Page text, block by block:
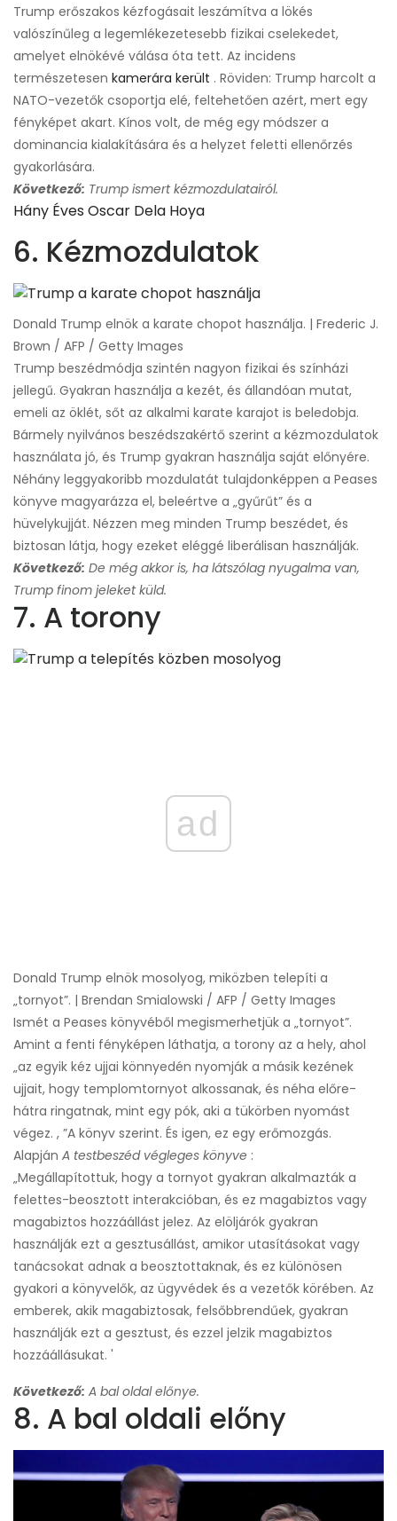
Trump erőszakos kézfogásait leszámítva a lökés
valószínűleg a legemlékezetesebb fizikai cselekedet,
amelyet elnökévé válása óta tett. Az incidens
természetesen kamerára került . Röviden: Trump harcolt a
NATO-vezetők csoportja elé, feltehetően azért, mert egy
fényképet akart. Kínos volt, de még egy módszer a
dominancia kialakítására és a helyzet feletti ellenőrzés
gyakorlására.
Következő: Trump ismert kézmozdulatairól.
Hány Éves Oscar Dela Hoya
6. Kézmozdulatok
Donald Trump elnök a karate chopot használja. | Frederic J.
Brown / AFP / Getty Images
Trump beszédmódja szintén nagyon fizikai és színházi
jellegű. Gyakran használja a kezét, és állandóan mutat,
emeli az öklét, sőt az alkalmi karate karajot is beledobja.
Bármely nyilvános beszédszakértő szerint a kézmozdulatok
használata jó, és Trump gyakran használja saját előnyére.
Néhány leggyakoribb mozdulatát tulajdonképpen a Peases
könyve magyarázza el, beleértve a „gyűrűt” és a
hüvelykujját. Nézzen meg minden Trump beszédet, és
biztosan látja, hogy ezeket eléggé liberálisan használják.
Következő: De még akkor is, ha látszólag nyugalma van,
Trump finom jeleket küld.
7. A torony
ad
Donald Trump elnök mosolyog, miközben telepíti a
„tornyot”. | Brendan Smialowski / AFP / Getty Images
Ismét a Peases könyvéből megismerhetjük a „tornyot”.
Amint a fenti fényképen láthatja, a torony az a hely, ahol
„az egyik kéz ujjai könnyedén nyomják a másik kezének
ujjait, hogy templomtornyot alkossanak, és néha előre-
hátra ringatnak, mint egy pók, aki a tükörben nyomást
végez. , ”A könyv szerint. És igen, ez egy erőmozgás.
Alapján A testbeszéd végleges könyve :
„Megállapítottuk, hogy a tornyot gyakran alkalmazták a
felettes-beosztott interakcióban, és ez magabiztos vagy
magabiztos hozzáállást jelez. Az elöljárók gyakran
használják ezt a gesztusállást, amikor utasításokat vagy
tanácsokat adnak a beosztottaknak, és ez különösen
gyakori a könyvelők, az ügyvédek és a vezetők körében. Az
emberek, akik magabiztosak, felsőbbrendűek, gyakran
használják ezt a gesztust, és ezzel jelzik magabiztos
hozzáállásukat. '
Következő: A bal oldal előnye.
8. A bal oldali előny